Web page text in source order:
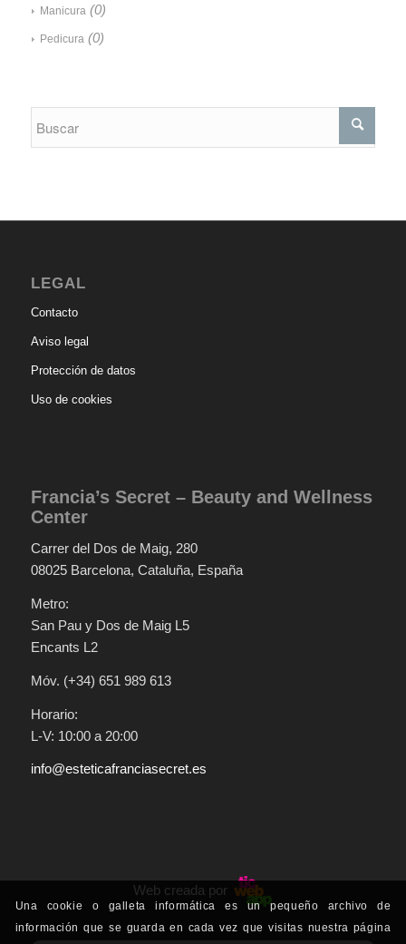
Manicura (0)
Pedicura (0)
LEGAL
Contacto
Aviso legal
Protección de datos
Uso de cookies
Francia’s Secret – Beauty and Wellness
Center
Carrer del Dos de Maig, 280
08025 Barcelona, Cataluña, España
Metro:
San Pau y Dos de Maig L5
Encants L2
Móv. (+34) 651 989 613
Horario:
L-V: 10:00 a 20:00
info@esteticafranciasecret.es
Web creada por
Una cookie o galleta informática es un pequeño archivo de
información que se guarda en cada vez que visitas nuestra página